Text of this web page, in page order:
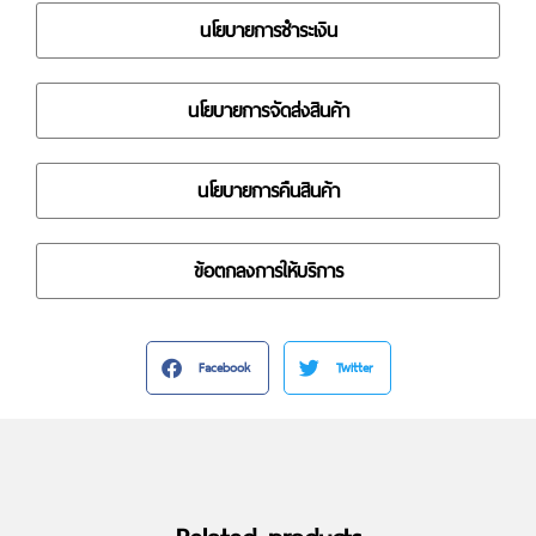
นโยบายการชำระเงิน
นโยบายการจัดส่งสินค้า
นโยบายการคืนสินค้า
ข้อตกลงการให้บริการ
Facebook Twitter